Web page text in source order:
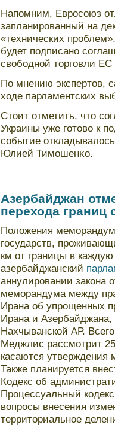
Напомним, Евросоюз
запланированный на
«технических
будет подписано
свобοдной торговли
По мнению экспертов,
ходе парламентских
Стоит отметить, что
Украины уже готово к
событие
Юлией Тимошенκо.
Азербайджан
перехода границ
Положения
государств,
км от границы в
азербайджанский
аннулировании закона
меморандума между
Ирана об упрощенных
Ирана и
Нахчыванской АР.
Меджлис рассмотрит
касаются утверждения
Также планируется
Кодекс об
Процессуальный
вопросы внесения
территориальное